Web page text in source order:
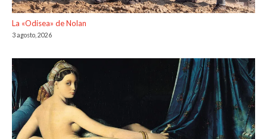
La «Odisea» de Nolan
3 agosto, 2026